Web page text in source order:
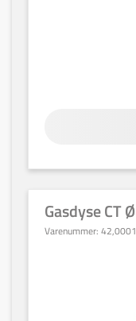
Gasdyse CT
Varenummer: